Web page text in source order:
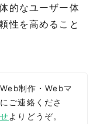
的なユーザー体
性を高めること
制作・Webマ
ご連絡くださ
よりどうぞ。